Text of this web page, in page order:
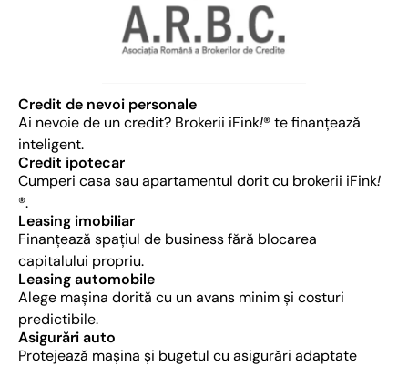
Credit de nevoi personale
Ai nevoie de un credit? Brokerii iFink!® te finanțează
inteligent.
Credit ipotecar​
Cumperi casa sau apartamentul dorit cu brokerii iFink!
®.
​Leasing imobiliar
Finanțează spațiul de business fără blocarea
capitalului propriu.
​Leasing automobile
Alege mașina dorită cu un avans minim și costuri
predictibile.
Asigurări auto
Protejează mașina și bugetul cu asigurări adaptate